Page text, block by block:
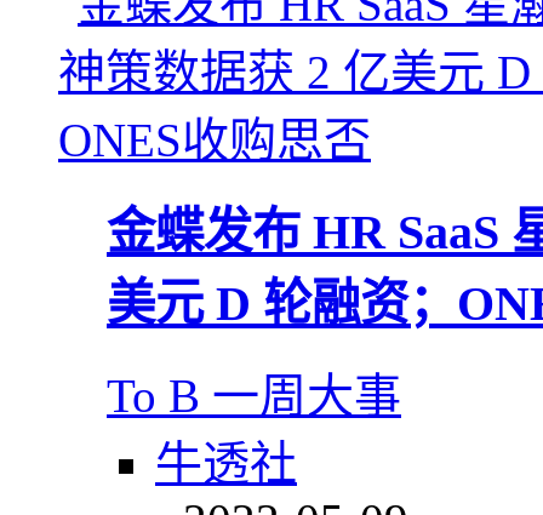
金蝶发布 HR SaaS
美元 D 轮融资；
To B 一周大事
牛透社